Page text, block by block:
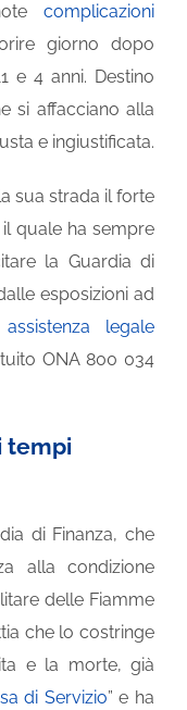
complicazioni
giorno dopo
e 4 anni. Destino
si affacciano alla
e ingiustificata.
sua strada il forte
il quale ha sempre
la Guardia di
esposizioni ad
assistenza legale
ONA 800 034
tempi
di Finanza, che
alla condizione
delle Fiamme
che lo costringe
e la morte, già
di Servizio” e ha